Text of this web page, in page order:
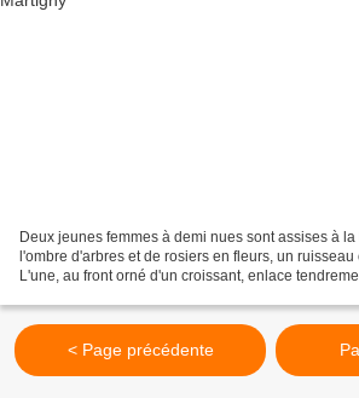
Deux jeunes femmes à demi nues sont assises à
l'ombre d'arbres et de rosiers en fleurs, un
L'une, au front orné d'un croissant, enlace
< Page précédente